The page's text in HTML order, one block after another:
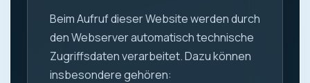
Beim Aufruf dieser Website werden durch
den Webserver automatisch technische
Zugriffsdaten verarbeitet. Dazu können
insbesondere gehören: